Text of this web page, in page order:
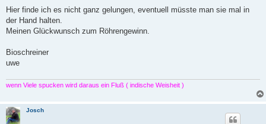
Hier finde ich es nicht ganz gelungen, eventuell müsste man sie mal in
der Hand halten.
Meinen Glückwunsch zum Röhrengewinn.
Bioschreiner
uwe
wenn Viele spucken wird daraus ein Fluß ( indische Weisheit )
Josch